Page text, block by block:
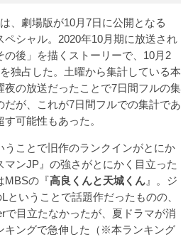
、劇場版が10月7日に公開となる
ペシャル。2020年10月期に放送され
の後」を描くストーリーで、10月2
独占した。土曜から集計している本
夜の放送だったことで7日間フルの集
が、これが7日間フルでの集計であ
可能性もあった。
ことで旧作のランクインがとにか
マンJP』の強さがとにかく目立った
MBSの『高良くんと天城くん 』。ジ
ということで話題作だったものの、
で目立たなかったが、夏ドラマが消
キングで急伸した（※本ランキング